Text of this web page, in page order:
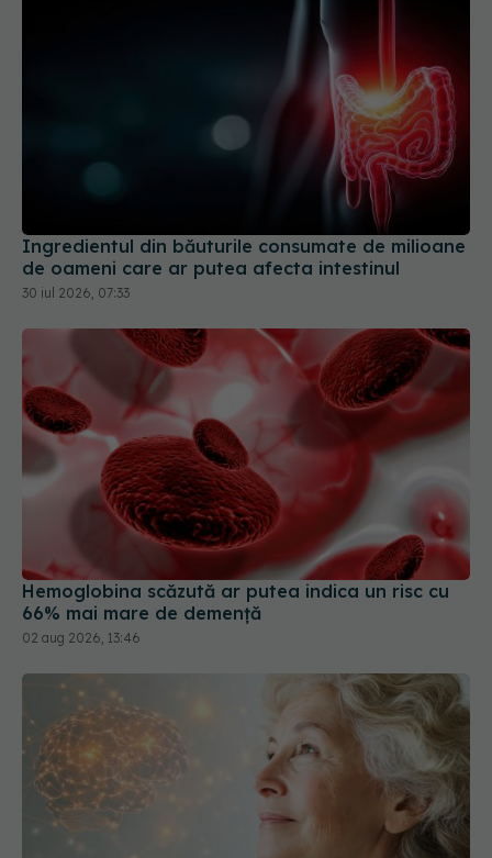
Ingredientul din băuturile consumate de milioane
de oameni care ar putea afecta intestinul
Hemoglobina scăzută ar putea indica un risc cu
66% mai mare de demență
02 aug 2026, 13:46